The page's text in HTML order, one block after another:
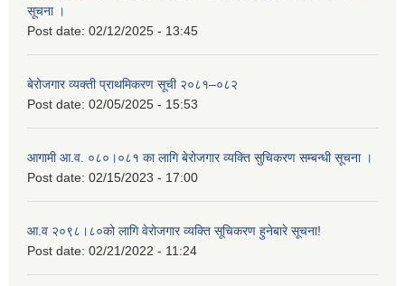
सूचना ।
Post date: 02/12/2025 - 13:45
बेरोजगार व्यक्ती प्राथमिकरण सूची २०८१–०८२
Post date: 02/05/2025 - 15:53
आगामी आ.व. ०८०।०८१ का लागि बेरोजगार व्यक्ति सुचिकरण सम्बन्धी सूचना ।
Post date: 02/15/2023 - 17:00
आ.व २०९८।८०को लागि वेरोजगार व्यक्ति सूचिकरण हुनेबारे सूचना!
Post date: 02/21/2022 - 11:24